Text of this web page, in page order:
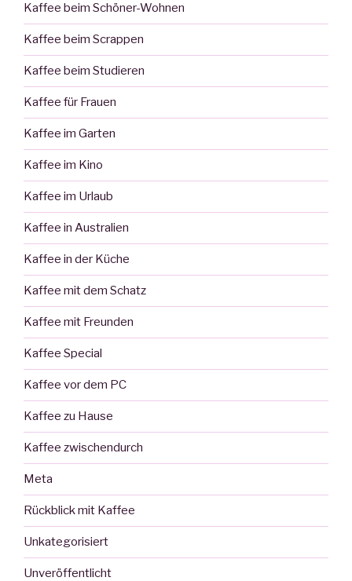
Kaffee beim Schöner-Wohnen
Kaffee beim Scrappen
Kaffee beim Studieren
Kaffee für Frauen
Kaffee im Garten
Kaffee im Kino
Kaffee im Urlaub
Kaffee in Australien
Kaffee in der Küche
Kaffee mit dem Schatz
Kaffee mit Freunden
Kaffee Special
Kaffee vor dem PC
Kaffee zu Hause
Kaffee zwischendurch
Meta
Rückblick mit Kaffee
Unkategorisiert
Unveröffentlicht